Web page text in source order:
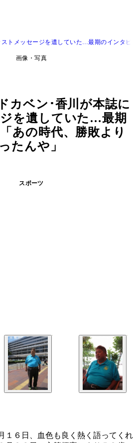
ストメッセージを遺していた…最期のインタ
画像・写真
カベン･香川が本誌に
を遺していた…最期
あの時代、勝敗より
たんや」
スポーツ
１６日、血色も良く熱く語ってくれ